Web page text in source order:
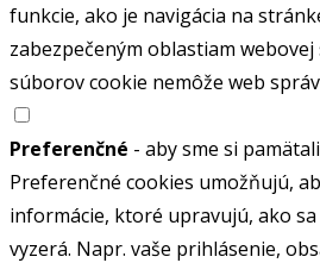
funkcie, ako je navigácia na
zabezpečeným oblastiam
súborov cookie nemôže web
Preferenčné - aby sme si
Preferenčné cookies umožňujú,
informácie, ktoré upravujú, ako
vyzerá. Napr. vaše prihlásenie,